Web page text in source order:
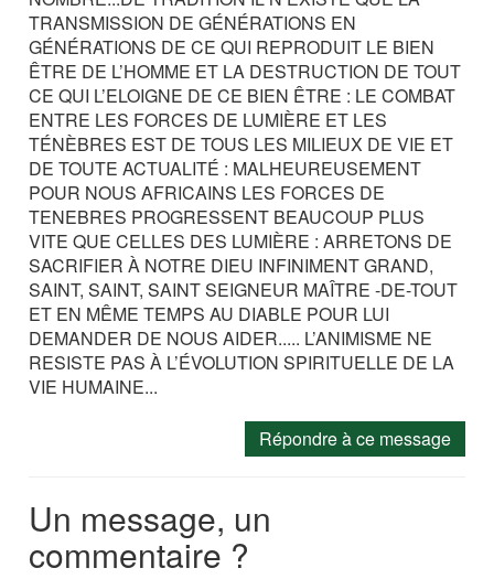
TRANSMISSION DE GÉNÉRATIONS EN
GÉNÉRATIONS DE CE QUI REPRODUIT LE BIEN
ÊTRE DE L’HOMME ET LA DESTRUCTION DE TOUT
CE QUI L’ELOIGNE DE CE BIEN ÊTRE : LE COMBAT
ENTRE LES FORCES DE LUMIÈRE ET LES
TÉNÈBRES EST DE TOUS LES MILIEUX DE VIE ET
DE TOUTE ACTUALITÉ : MALHEUREUSEMENT
POUR NOUS AFRICAINS LES FORCES DE
TENEBRES PROGRESSENT BEAUCOUP PLUS
VITE QUE CELLES DES LUMIÈRE : ARRETONS DE
SACRIFIER À NOTRE DIEU INFINIMENT GRAND,
SAINT, SAINT, SAINT SEIGNEUR MAÎTRE -DE-TOUT
ET EN MÊME TEMPS AU DIABLE POUR LUI
DEMANDER DE NOUS AIDER..... L’ANIMISME NE
RESISTE PAS À L’ÉVOLUTION SPIRITUELLE DE LA
VIE HUMAINE...
Répondre à ce message
Un message, un
commentaire ?